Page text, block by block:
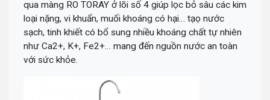
qua màng RO TORAY ở lõi số 4 giúp lọc bỏ sâu các kim
loại nặng, vi khuẩn, muối khoáng có hại… tạọ nước
sạch, tinh khiết có bổ sung nhiều khoáng chất tự nhiên
như Ca2+, K+, Fe2+… mang đến nguồn nước an toàn
với sức khỏe.